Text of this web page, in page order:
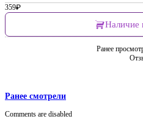
359₽
Наличие
Ранее
Ранее смотрели
Comments are disabled